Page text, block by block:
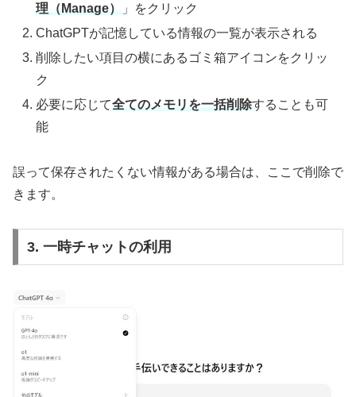
理（Manage）
」をクリック
ChatGPTが記憶している情報の一覧が表示される
削除したい項目の横にあるゴミ箱アイコンをクリッ
ク
必要に応じて全てのメモリを一括削除することも可
能
誤って保存されたくない情報がある場合は、ここで削除で
きます。
3. 一時チャットの利用